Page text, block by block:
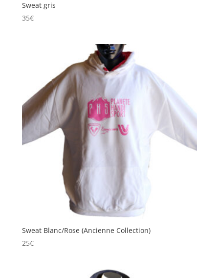
Sweat gris
35€
Sweat Blanc/Rose (Ancienne Collection)
25€